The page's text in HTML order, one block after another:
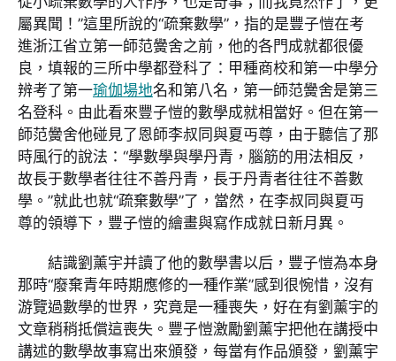
屬異聞！”這里所說的“疏棄數學”，指的是豐子愷在考
進浙江省立第一師范黌舍之前，他的各門成就都很優
良，填報的三所中學都登科了：甲種商校和第一中學分
辨考了第一瑜伽場地名和第八名，第一師范黌舍是第三
名登科。由此看來豐子愷的數學成就相當好。但在第一
師范黌舍他碰見了恩師李叔同與夏丏尊，由于聽信了那
時風行的說法：“學數學與學丹青，腦筋的用法相反，
故長于數學者往往不善丹青，長于丹青者往往不善數
學。”就此也就“疏棄數學”了，當然，在李叔同與夏丏
尊的領導下，豐子愷的繪畫與寫作成就日新月異。
結識劉薰宇并讀了他的數學書以后，豐子愷為本身
那時“廢棄青年時期應修的一種作業”感到很惋惜，沒有
游覽過數學的世界，究竟是一種喪失，好在有劉薰宇的
文章稍稍抵償這喪失。豐子愷激勵劉薰宇把他在講授中
講述的數學故事寫出來頒發，每當有作品頒發，劉薰宇